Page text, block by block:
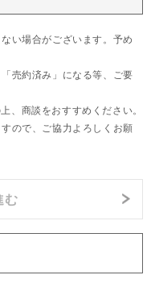
い場合がございます。予め
売約済み」になる等、ご要
、商談をおすすめください。
ので、ご協力よろしくお願